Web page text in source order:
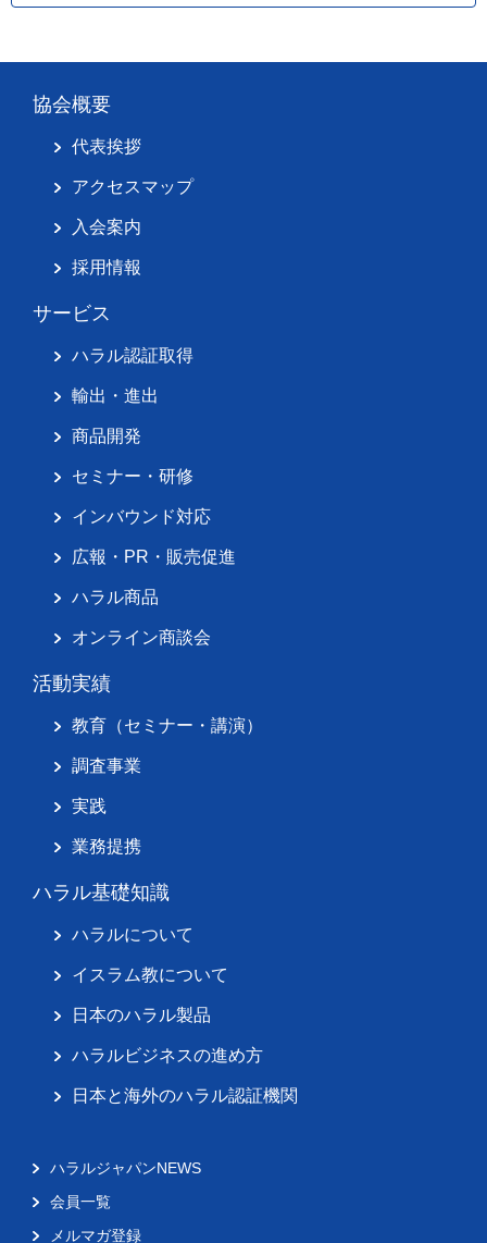
協会概要
代表挨拶
アクセスマップ
入会案内
採用情報
サービス
ハラル認証取得
輸出・進出
商品開発
セミナー・研修
インバウンド対応
広報・PR・販売促進
ハラル商品
オンライン商談会
活動実績
教育（セミナー・講演）
調査事業
実践
業務提携
ハラル基礎知識
ハラルについて
イスラム教について
日本のハラル製品
ハラルビジネスの進め方
日本と海外のハラル認証機関
ハラルジャパンNEWS
会員一覧
メルマガ登録